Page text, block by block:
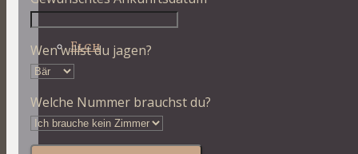
Elch
Wen willst du jagen?
Welche Nummer brauchst du?